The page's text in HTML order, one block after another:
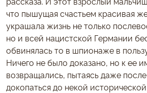
что пышущая счастьем красивая
украшала жизнь не только
но и всей нацистской Германии
обвинялась то в шпионаже в
Ничего не было доказано, но к ее
возвращались, пытаясь даже
докопаться до некой